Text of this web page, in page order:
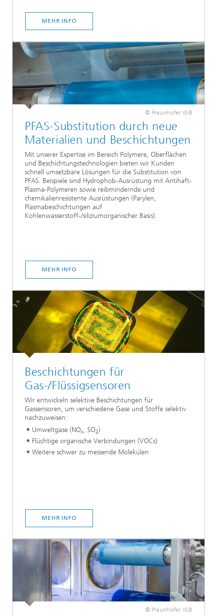
MEHR INFO
© Fraunhofer IGB
PFAS-Substitution durch neue
Materialien und Beschichtungen
Mit unserer Expertise im Bereich Polymere, Oberflächen
und Beschichtungstechnologien bieten wir Kunden
schnell umsetzbare Lösungen für die Substitution von
PFAS. Beispiele sind Hydrophob-Ausrüstung mit Antihaft-
Plasma-Polymeren sowie reibmindernde und
chemikalienresistente Ausrüstungen (Parylen,
Plasmabeschichtungen auf
Kohlenwasserstoff-/siliziumorganischer Basis).
MEHR INFO
Beschichtungen für
Gas-/Flüssigsensoren
Wir entwickeln selektive Beschichtungen für
Gassensoren, um verschiedene Gase und Stoffe selektiv
nachzuweisen:
Umweltgase (NOx, SO2)
Flüchtige organische Verbindungen (VOCs)
Weitere schwer zu messende Molekülen
MEHR INFO
© Fraunhofer IGB